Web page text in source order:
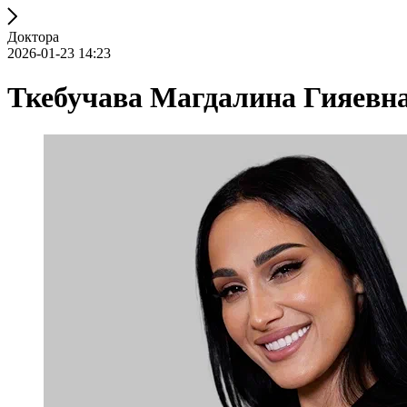
Доктора
2026-01-23 14:23
Ткебучава Магдалина